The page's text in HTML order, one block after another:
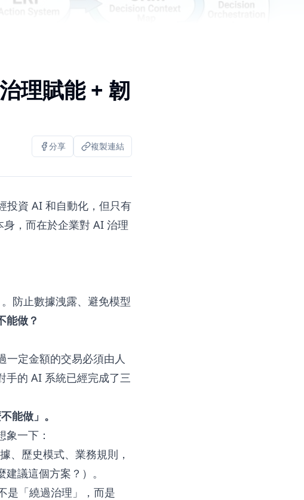
理賦能 + 韌
分享 複製連結
投資 AI 和自動化，但只有
，而在於企業對 AI 治理
防止數據洩露、避免模型
能做？
一定金額的交易必須由人
手的 AI 系統已經完成了三
能做」。
一下：
、歷史模式、業務規則，
議這個方案？）。
是「繞過治理」，而是